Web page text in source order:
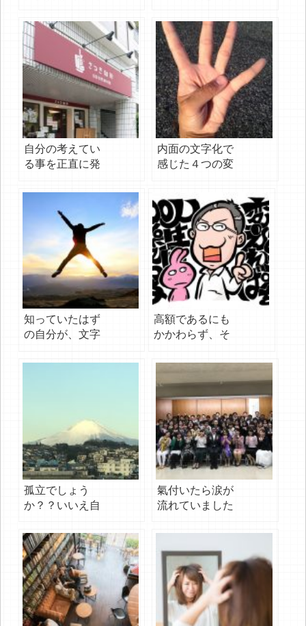
自分の考えてい
る事を正直に発
内面の文字化で
感じた４つの変
知っていたはず
の自分が、文字
うところが出て
高額であるにも
かかわらず、そ
に薦めるのは…
孤立でしょう
か？？いいえ自
氣付いたら涙が
流れていました